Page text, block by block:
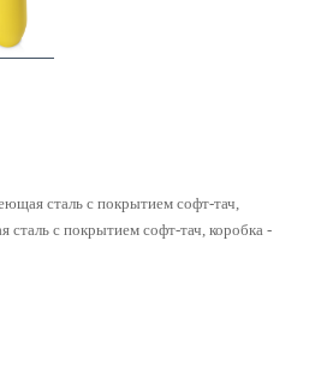
сталь с покрытием софт-тач,
с покрытием софт-тач, коробка -